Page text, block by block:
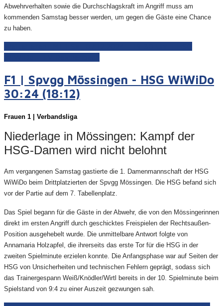
Abwehrverhalten sowie die Durchschlagskraft im Angriff muss am
kommenden Samstag besser werden, um gegen die Gäste eine Chance
zu haben.
F1 | Spvgg Mössingen - HSG WiWiDo
30:24 (18:12)
Frauen 1 | Verbandsliga
Niederlage in Mössingen: Kampf der
HSG-Damen wird nicht belohnt
Am vergangenen Samstag gastierte die 1. Damenmannschaft der HSG
WiWiDo beim Drittplatzierten der Spvgg Mössingen. Die HSG befand sich
vor der Partie auf dem 7. Tabellenplatz.
Das Spiel begann für die Gäste in der Abwehr, die von den Mössingerinnen
direkt im ersten Angriff durch geschicktes Freispielen der Rechtsaußen-
Position ausgehebelt wurde. Die unmittelbare Antwort folgte von
Annamaria Holzapfel, die ihrerseits das erste Tor für die HSG in der
zweiten Spielminute erzielen konnte. Die Anfangsphase war auf Seiten der
HSG von Unsicherheiten und technischen Fehlern geprägt, sodass sich
das Trainergespann Weiß/Knödler/Wirtl bereits in der 10. Spielminute beim
Spielstand von 9:4 zu einer Auszeit gezwungen sah.